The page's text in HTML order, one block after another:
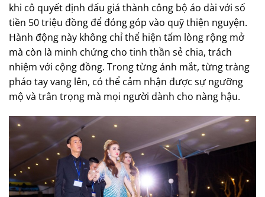
khi cô quyết định đấu giá thành công bộ áo dài với số
tiền 50 triệu đồng để đóng góp vào quỹ thiện nguyện.
Hành động này không chỉ thể hiện tấm lòng rộng mở
mà còn là minh chứng cho tinh thần sẻ chia, trách
nhiệm với cộng đồng. Trong từng ánh mắt, từng tràng
pháo tay vang lên, có thể cảm nhận được sự ngưỡng
mộ và trân trọng mà mọi người dành cho nàng hậu.